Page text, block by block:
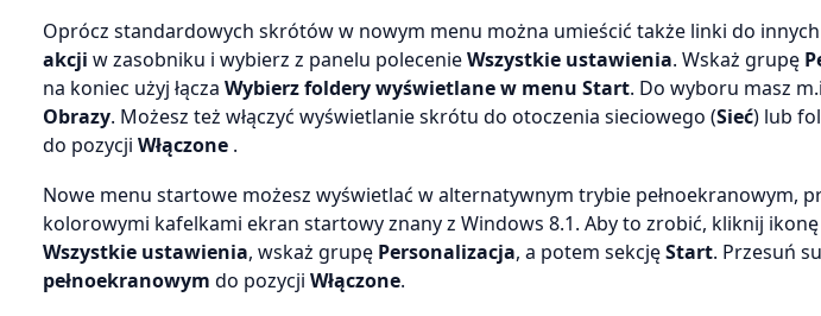
Oprócz standardowych skrótów w nowym menu można umieścić także linki do
akcji w zasobniku i wybierz z panelu polecenieWszystkie ustawienia. Wskaż grupę
na koniec użyj łącza Wybierz foldery wyświetlane w menu Start. Do wyboru masz
Obrazy. Możesz też włączyć wyświetlanie skrótu do otoczenia sieciowego (Sieć) lub
do pozycji Włączone .
Nowe menu startowe możesz wyświetlać w alternatywnym trybie pełnoekranowym,
kolorowymi kafelkami ekran startowy znany z Windows 8.1. Aby to zrobić, kliknij
Wszystkie ustawienia, wskaż grupę Personalizacja, a potem sekcjęStart. Przesuń
pełnoekranowym do pozycji Włączone.